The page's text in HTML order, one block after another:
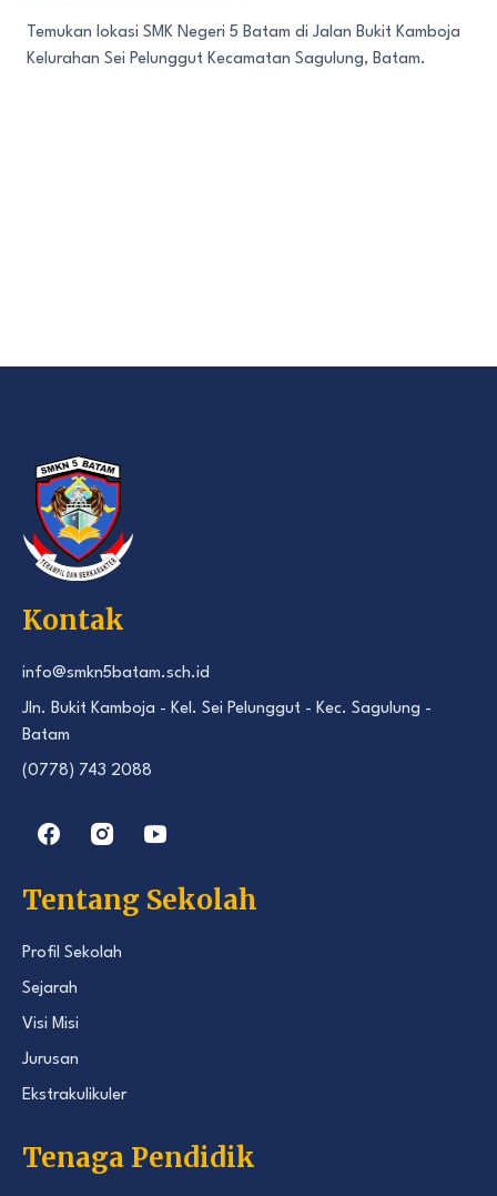
Temukan lokasi SMK Negeri 5 Batam di Jalan Bukit Kamboja
Kelurahan Sei Pelunggut Kecamatan Sagulung, Batam.
Kontak
info@smkn5batam.sch.id
Jln. Bukit Kamboja - Kel. Sei Pelunggut - Kec. Sagulung -
Batam
(0778) 743 2088
Tentang Sekolah
Profil Sekolah
Sejarah
Visi Misi
Jurusan
Ekstrakulikuler
Tenaga Pendidik